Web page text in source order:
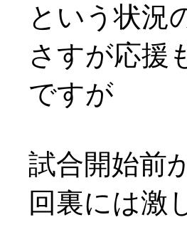
という状況
さすが応援
ですが
試合開始前
回裏には激